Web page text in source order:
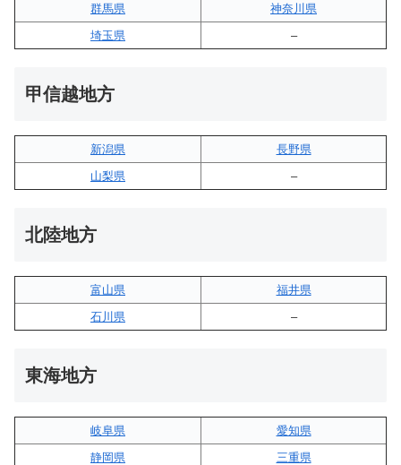
群馬県
神奈川県
埼玉県
–
甲信越地方
新潟県
長野県
山梨県
–
北陸地方
富山県
福井県
石川県
–
東海地方
岐阜県
愛知県
静岡県
三重県